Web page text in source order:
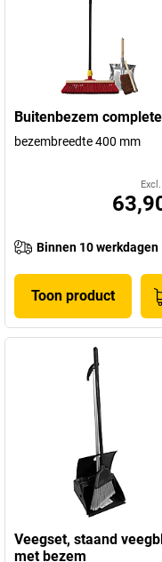
Buitenbezem
bezembreedte 400 mm
Binnen 10 werkdagen
Toon product
Veegset, staand
met bezem